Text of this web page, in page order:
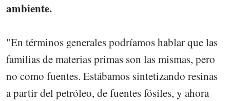
ambiente.
"En términos generales podríamos hablar que las
familias de materias primas son las mismas, pero
no como fuentes. Estábamos sintetizando resinas
a partir del petróleo, de fuentes fósiles, y ahora